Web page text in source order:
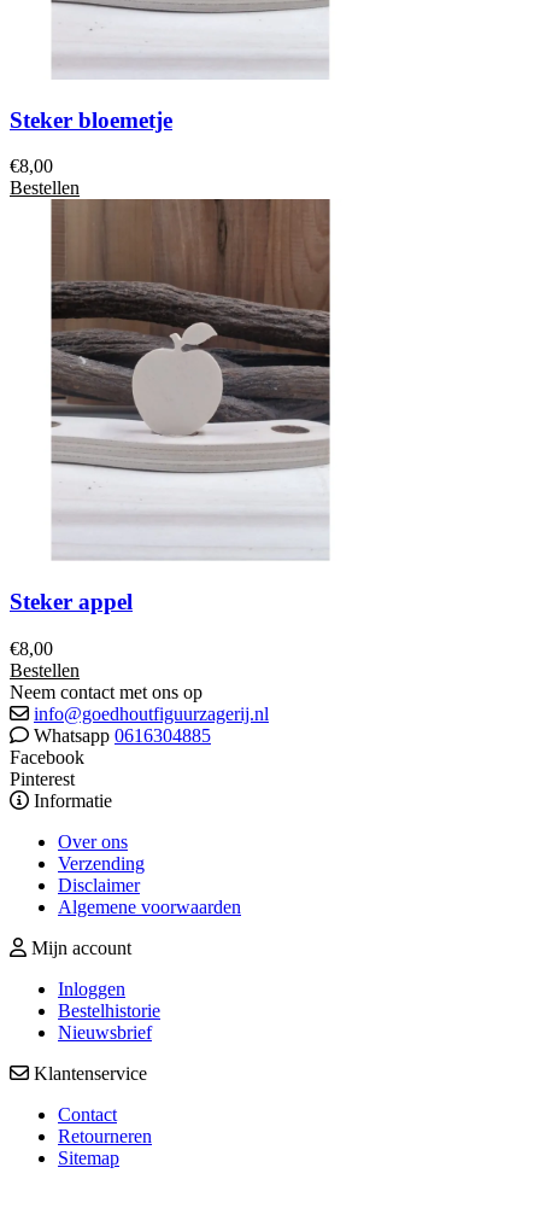
Steker bloemetje
€8,00
Bestellen
Steker appel
€8,00
Bestellen
Neem contact met ons op
info@goedhoutfiguurzagerij.nl
Whatsapp 0616304885
Facebook
Pinterest
Informatie
Over ons
Verzending
Disclaimer
Algemene voorwaarden
Mijn account
Inloggen
Bestelhistorie
Nieuwsbrief
Klantenservice
Contact
Retourneren
Sitemap